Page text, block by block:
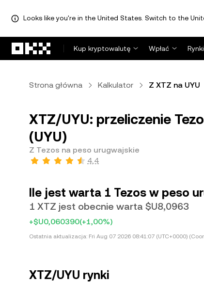
Looks like you're in the United States. Switch to the
Kup kryptowalutę
Wpłać Rynki
Strona główna Kalkulator Z XTZ na UYU
XTZ/UYU: przeliczenie
(UYU)
Z Tezos na peso urugwajskie
4,4
Ile jest warta 1 Tezos w peso
1 XTZ jest obecnie warta $U8,0963
+$U0,060390(+1,00%)
Ostatnia aktualizacja: Fri Aug 07 2026 08:41:07 (UTC+0000)
XTZ/UYU rynki